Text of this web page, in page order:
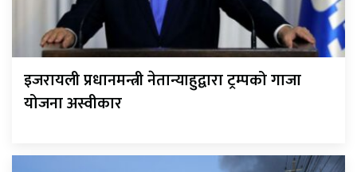
इजरायली प्रधानमन्त्री नेतान्याहुद्वारा ट्रम्पको गाजा
योजना अस्वीकार